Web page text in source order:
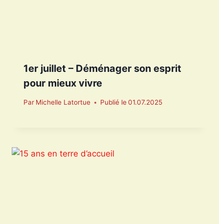
1er juillet – Déménager son esprit
pour mieux vivre
Par Michelle Latortue Publié le 01.07.2025